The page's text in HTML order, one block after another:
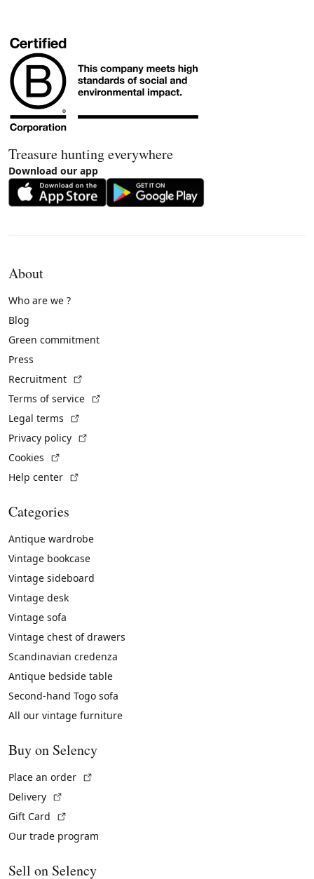
Treasure hunting everywhere
Download our app
About
Who are we ?
Blog
Green commitment
Press
Recruitment
Terms of service
Legal terms
Privacy policy
Cookies
Help center
Categories
Antique wardrobe
Vintage bookcase
Vintage sideboard
Vintage desk
Vintage sofa
Vintage chest of drawers
Scandinavian credenza
Antique bedside table
Second-hand Togo sofa
All our vintage furniture
Buy on Selency
Place an order
Delivery
Gift Card
Our trade program
Sell on Selency